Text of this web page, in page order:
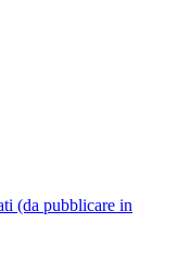
(da pubblicare in